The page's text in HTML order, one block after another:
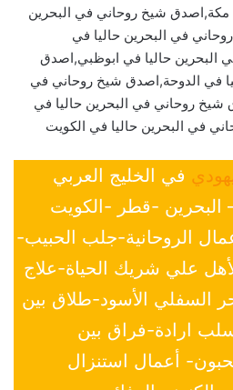
مكة,اصدق شيخ روحاني في البحرين
في البحرين حاليا في
حاليا في ابوظبي,اصدق
في الدوحة,اصدق شيخ روحاني في
شيخ روحاني في البحرين حاليا في
في البحرين حاليا في الكويت
في الخليج العربي
البحرين -قطر -الكويت
الروحانية-جلب الحبيب-
علي شريك الحياة-علاج
السفلي الأسود-طلاق بين
ارادة-فراق بين
أعمال استنزال